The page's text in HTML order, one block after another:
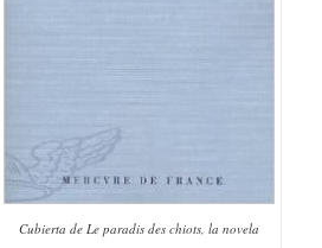
Cubierta de Le paradis des chiots , la novela